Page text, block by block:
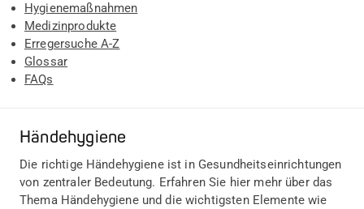
Hygienemaßnahmen
Medizinprodukte
Erregersuche A-Z
Glossar
FAQs
Händehygiene
Die richtige Händehygiene ist in Gesundheitseinrichtungen
von zentraler Bedeutung. Erfahren Sie hier mehr über das
Thema Händehygiene und die wichtigsten Elemente wie